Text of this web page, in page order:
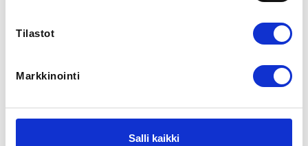
Tilastot
Markkinointi
Salli kaikki
Varalassa, tuubihuivin ja kaulanauhan.
31.3. asti 178,00 € -
Hinta sisältää ruokailut, ohjelman Varalassa,
ADDITIONAL INFORMATION